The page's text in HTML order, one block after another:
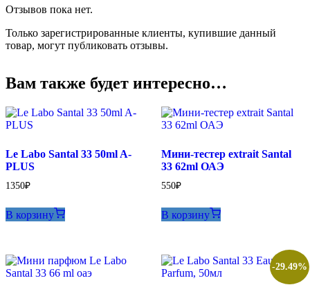
Santal
ml
Отзывов пока нет.
Только зарегистрированные клиенты, купившие данный
товар, могут публиковать отзывы.
Вам также будет интересно…
Le Labo Santal 33 50ml A-
PLUS
1350₽
В корзину
Мини-тестер extrait Santal
33 62ml ОАЭ
550₽
В корзину
-29.49%